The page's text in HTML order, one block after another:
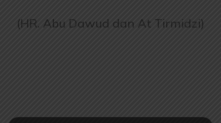
(HR. Abu Dawud dan At Tirmidzi)